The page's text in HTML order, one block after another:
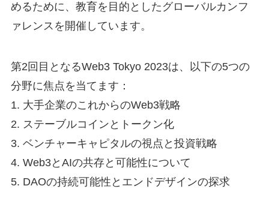
めるために、教育を目的としたグローバルカンフ
ァレンスを開催しています。
第2回目となるWeb3 Tokyo 2023は、以下の5つの
分野に焦点を当てます：
1. 大手企業のこれからのWeb3戦略
2. ステーブルコインとトークン化
3. ベンチャーキャピタルの視点と投資戦略
4. Web3とAIの共存と可能性について
5. DAOの持続可能性とエンドデザインの探求